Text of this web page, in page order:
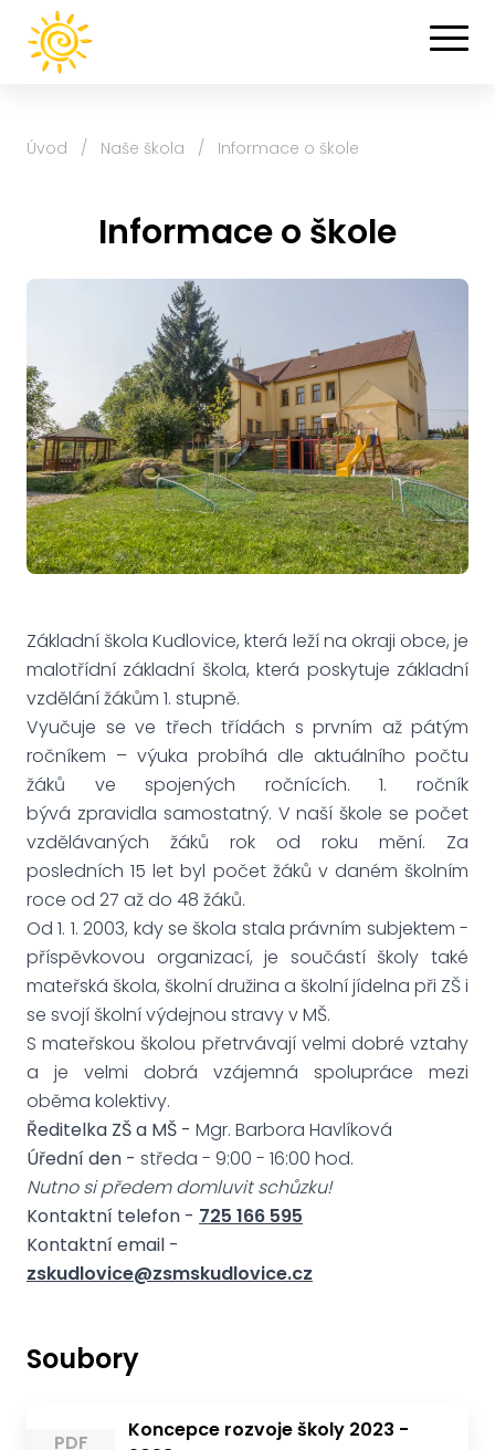
Úvod / Naše škola / Informace o škole
Informace o škole
Základní škola Kudlovice, která leží na okraji obce, je
malotřídní základní škola, která poskytuje základní
vzdělání žákům 1. stupně.
Vyučuje se ve třech třídách s prvním až pátým
ročníkem – výuka probíhá dle aktuálního počtu
žáků ve spojených ročnících. 1. ročník
bývá zpravidla samostatný. V naší škole se počet
vzdělávaných žáků rok od roku mění. Za
posledních 15 let byl počet žáků v daném školním
roce od 27 až do 48 žáků.
Od 1. 1. 2003, kdy se škola stala právním subjektem -
příspěvkovou organizací, je součástí školy také
mateřská škola, školní družina a školní jídelna při ZŠ i
se svojí školní výdejnou stravy v MŠ.
S mateřskou školou přetrvávají velmi dobré vztahy
a je velmi dobrá vzájemná spolupráce mezi
oběma kolektivy.
Ředitelka ZŠ a MŠ - Mgr. Barbora Havlíková
Úřední den - středa - 9:00 - 16:00 hod.
Nutno si předem domluvit schůzku!
Kontaktní telefon - 725 166 595
Kontaktní email -
zskudlovice@zsmskudlovice.cz
Soubory
PDF
Koncepce rozvoje školy 2023 -